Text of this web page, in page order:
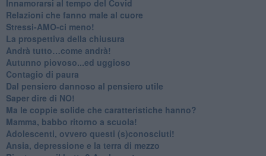
Innamorarsi al tempo del Covid
​Relazioni che fanno male al cuore
​Stressi-AMO-ci meno!
​La prospettiva della chiusura
​Andrà tutto…come andrà!
Autunno piovoso...ed uggioso
​Contagio di paura
​Dal pensiero dannoso al pensiero utile
​Saper dire di NO!
​Ma le coppie solide che caratteristiche hanno?
​Mamma, babbo ritorno a scuola!
Adolescenti, ovvero questi (s)conosciuti!
Ansia, depressione e la terra di mezzo